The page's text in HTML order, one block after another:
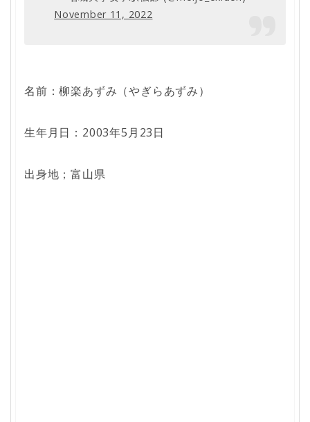
November 11, 2022
名前：柳楽あずみ（やぎらあずみ）
生年月日：2003年5月23日
出身地；富山県